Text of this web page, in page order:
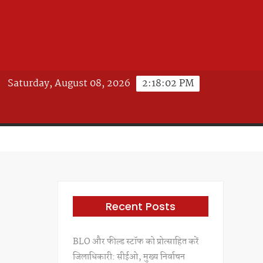
2:18:04 PM
Saturday, August 08, 2026
Recent Posts
BLO और फील्ड स्टॉफ को प्रोत्साहित करें
जिलाधिकारी: सीईओ, मुख्य निर्वाचन